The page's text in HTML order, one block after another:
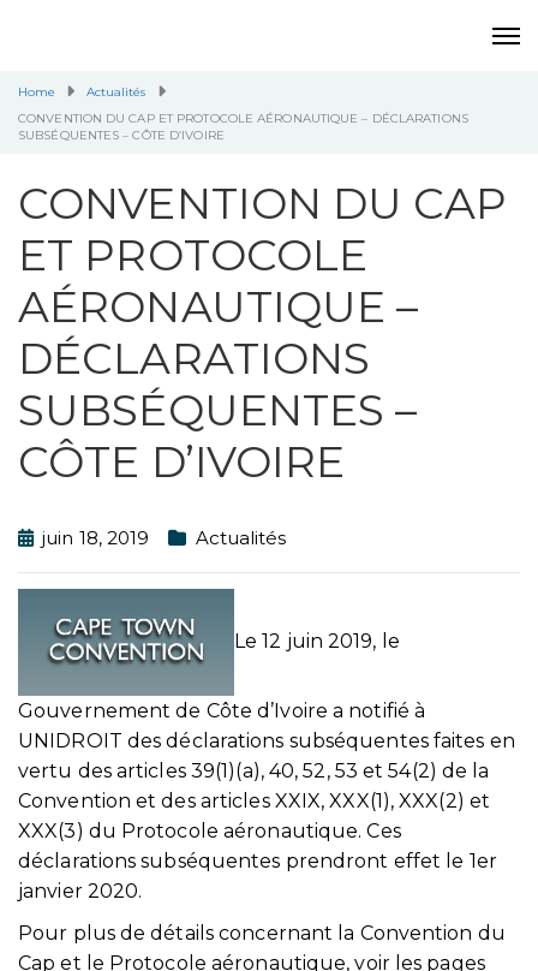
Home
Actualités
CONVENTION DU CAP ET PROTOCOLE AÉRONAUTIQUE – DÉCLARATIONS
SUBSÉQUENTES – CÔTE D’IVOIRE
CONVENTION DU CAP
ET PROTOCOLE
AÉRONAUTIQUE –
DÉCLARATIONS
SUBSÉQUENTES –
CÔTE D’IVOIRE
juin 18, 2019 Actualités
Le 12 juin 2019, le
Gouvernement de Côte d’Ivoire a notifié à
UNIDROIT des déclarations subséquentes faites en
vertu des articles 39(1)(a), 40, 52, 53 et 54(2) de la
Convention et des articles XXIX, XXX(1), XXX(2) et
XXX(3) du Protocole aéronautique. Ces
déclarations subséquentes prendront effet le 1er
janvier 2020.
Pour plus de détails concernant la Convention du
Cap et le Protocole aéronautique, voir les pages